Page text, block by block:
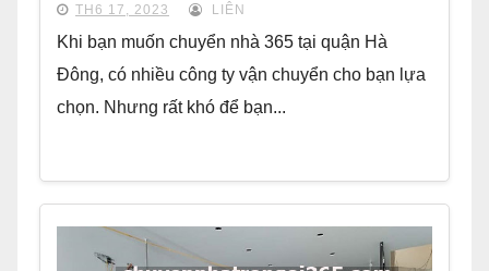
TH6 17, 2023 LIÊN
Khi bạn muốn chuyển nhà 365 tại quận Hà
Đông, có nhiều công ty vận chuyển cho bạn lựa
chọn. Nhưng rất khó để bạn...